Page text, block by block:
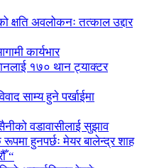
क्षति अवलोकनः तत्काल उद्दार
कार्यभार
१७० थान ट्याक्टर
साम्य हुने पर्खाईमा
वडावासीलाई सुझाव
रूपमा हुनपर्छः मेयर बालेन्द्र शाह
“